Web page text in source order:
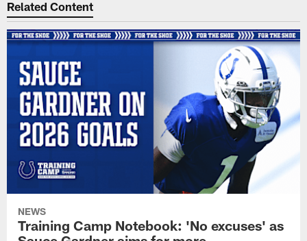
Related Content
NEWS
Training Camp Notebook: 'No excuses' as